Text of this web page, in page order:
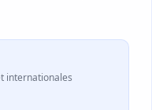
internationales